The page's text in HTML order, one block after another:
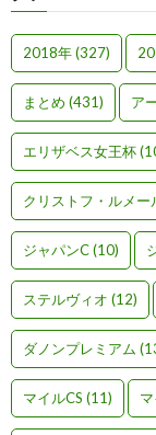
2018年(327)
まとめ (431) ア
エリザベス女王杯
クリストフ・ルメー
ジャパンC(10)
ステルヴィオ (12)
ダノンプレミアム
マイルCS (11)